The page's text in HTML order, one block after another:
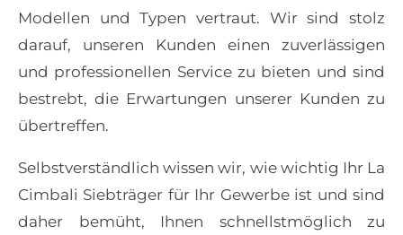
Modellen und Typen vertraut. Wir sind stolz
darauf, unseren Kunden einen zuverlässigen
und professionellen Service zu bieten und sind
bestrebt, die Erwartungen unserer Kunden zu
übertreffen.
Selbstverständlich wissen wir, wie wichtig Ihr La
Cimbali Siebträger für Ihr Gewerbe ist und sind
daher bemüht, Ihnen schnellstmöglich zu